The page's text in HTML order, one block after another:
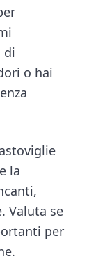
di
o hai
la
Valuta se
per